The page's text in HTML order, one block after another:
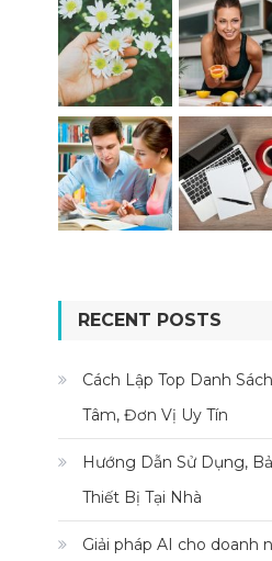
RECENT POSTS
Cách Lập Top Danh
Tâm, Đơn Vị Uy Tín
Hướng Dẫn Sử Dụng,
Thiết Bị Tại Nhà
Giải pháp AI cho doanh